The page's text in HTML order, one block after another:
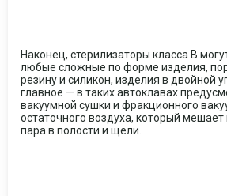
Наконец, стерилизаторы класса B
любые сложные по форме изделия,
резину и силикон, изделия в двойной
главное — в таких автоклавах
вакуумной сушки и фракционного
остаточного воздуха, который
пара в полости и щели.